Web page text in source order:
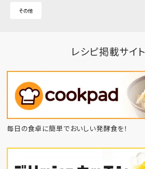
その他
レシピ掲載サイト
毎日の食卓に簡単でおいしい発酵食を！